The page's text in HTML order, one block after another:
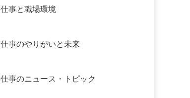
仕事と職場環境
仕事のやりがいと未来
仕事のニュース・トピック